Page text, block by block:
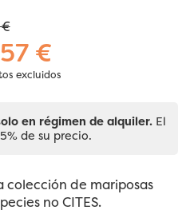
€
excluidos
en régimen de alquiler. El
de su precio.
de mariposas
no CITES.